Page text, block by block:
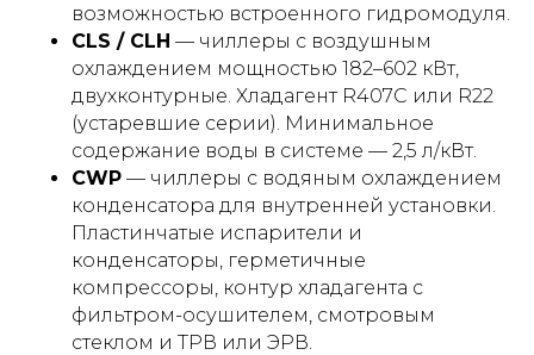
возможностью встроенного гидромодуля.
CLS / CLH — чиллеры с воздушным
охлаждением мощностью 182–602 кВт,
двухконтурные. Хладагент R407C или R22
(устаревшие серии). Минимальное
содержание воды в системе — 2,5 л/кВт.
CWP — чиллеры с водяным охлаждением
конденсатора для внутренней установки.
Пластинчатые испарители и
конденсаторы, герметичные
компрессоры, контур хладагента с
фильтром-осушителем, смотровым
стеклом и ТРВ или ЭРВ.